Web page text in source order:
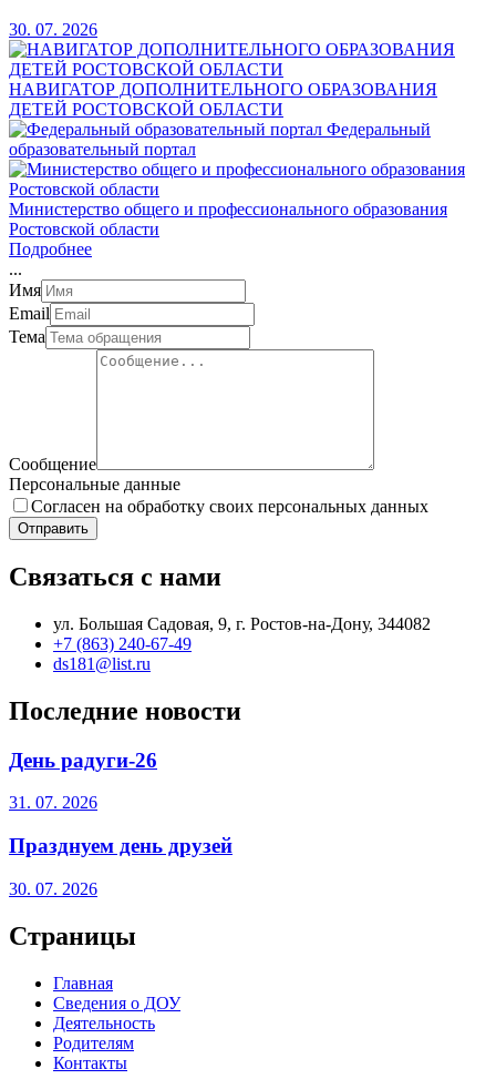
30. 07. 2026
НАВИГАТОР ДОПОЛНИТЕЛЬНОГО ОБРАЗОВАНИЯ
ДЕТЕЙ РОСТОВСКОЙ ОБЛАСТИ
Федеральный
образовательный портал
Министерство общего и профессионального образования
Ростовской области
Подробнее
...
Имя
Email
Тема
Сообщение
Персональные данные
Согласен на обработку своих персональных данных
Отправить
Связаться с нами
ул. Большая Садовая, 9, г. Ростов-на-Дону, 344082
+7 (863) 240-67-49
ds181@list.ru
Последние новости
День радуги-26
31. 07. 2026
Празднуем день друзей
30. 07. 2026
Страницы
Главная
Сведения о ДОУ
Деятельность
Родителям
Контакты